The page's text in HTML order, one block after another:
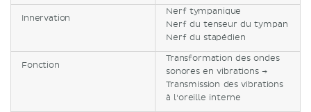
Innervation
Nerf tympanique
Nerf du tenseur du tympan
Nerf du stapédien
Fonction
Transformation des ondes
sonores en vibrations →
Transmission des vibrations
à l'oreille interne